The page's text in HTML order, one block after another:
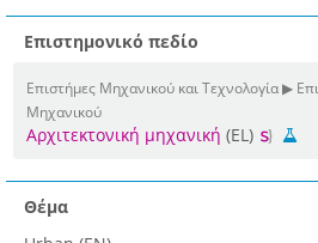
Επιστημονικό πεδίο
Επιστήμες Μηχανικού και Τεχνολογία ▶
Μηχανικού
Αρχιτεκτονική μηχανική (EL)
Θέμα